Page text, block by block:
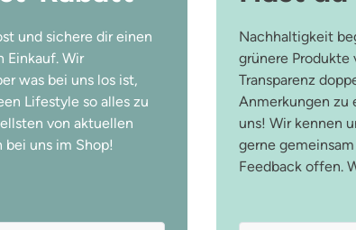
und sichere dir einen
Einkauf. Wir
was bei uns los ist,
Lifestyle so alles zu
von aktuellen
uns im Shop!
Nachhaltigkeit
grünere Produkte
Transparenz
Anmerkungen zu
uns! Wir kennen
gerne
Feedback offen.